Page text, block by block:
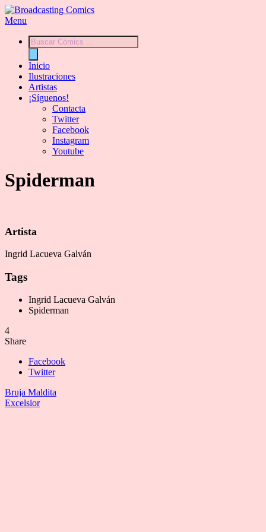
Menu
Búsqueda
de
productos
Inicio
Ilustraciones
Artistas
¡Síguenos!
Contacta
Twitter
Facebook
Instagram
Youtube
Spiderman
Artista
Ingrid Lacueva Galván
Tags
Ingrid Lacueva Galván
Spiderman
4
Share
Facebook
Twitter
Bruja Maldita
Excelsior